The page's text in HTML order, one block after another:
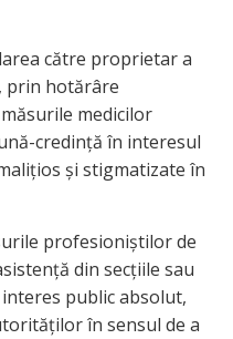
către proprietar a
prin hotărâre
medicilor
credință în interesul
și stigmatizate în
profesioniștilor de
din secțiile sau
public absolut,
în sensul de a